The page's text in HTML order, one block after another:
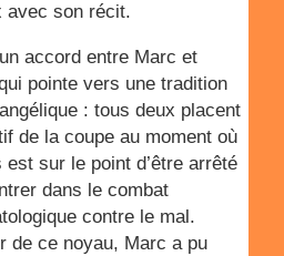
avec son récit.
accord entre Marc et
pointe vers une tradition
: tous deux placent
de la coupe au moment où
est sur le point d’être arrêté
dans le combat
contre le mal.
de ce noyau, Marc a pu